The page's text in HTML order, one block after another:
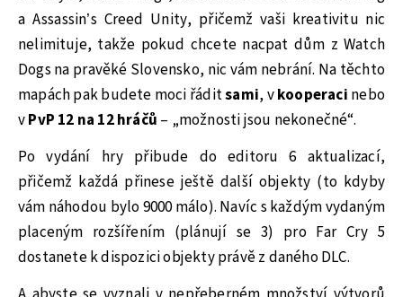
a Assassin’s Creed Unity, přičemž vaši kreativitu nic
nelimituje, takže pokud chcete nacpat dům z Watch
Dogs na pravěké Slovensko, nic vám nebrání. Na těchto
mapách pak budete moci řáditsami, vkooperaci nebo
vPvP 12 na 12 hráčů – „možnosti jsou nekonečné“.
Po vydání hry přibude do editoru 6 aktualizací,
přičemž každá přinese ještě další objekty (to kdyby
vám náhodou bylo 9000 málo). Navíc s každým vydaným
placeným rozšířením (plánují se 3) pro Far Cry 5
dostanete k dispozici objekty právě z daného DLC.